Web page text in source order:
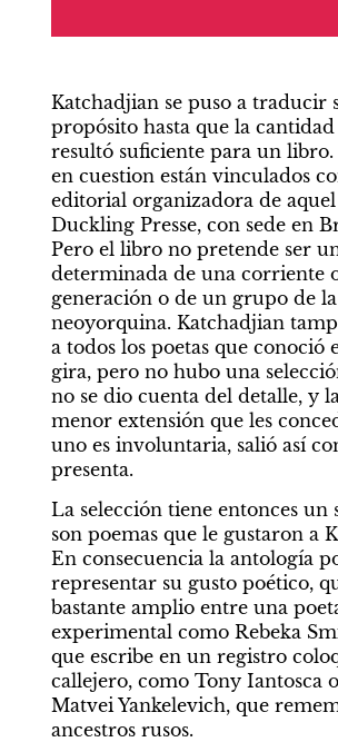
Katchadjian se puso a traducir
propósito hasta que la
resultó suficiente para un libro.
en cuestion están vinculados
editorial organizadora de
Duckling Presse, con sede en
Pero el libro no pretende ser
determinada de una corriente
generación o de un grupo de la
neoyorquina. Katchadjian
a todos los poetas que conoció
gira, pero no hubo una
no se dio cuenta del detalle, y
menor extensión que les
uno es involuntaria, salió así
presenta.
La selección tiene entonces un
son poemas que le gustaron a
En consecuencia la antología
representar su gusto poético,
bastante amplio entre una
experimental como Rebeka
que escribe en un registro
callejero, como Tony Iantosca
Matvei Yankelevich, que
ancestros rusos.